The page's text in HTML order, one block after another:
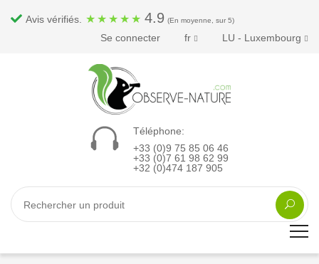
Avis vérifiés. ★ ★ ★ ★ ★ 4.9 (En moyenne, sur 5)
Se connecter fr LU - Luxembourg
Téléphone:
+33 (0)9 75 85 06 46
+33 (0)7 61 98 62 99
+32 (0)474 187 905